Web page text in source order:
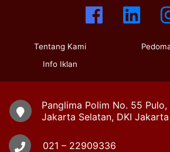
Tentang Kami
Info Iklan
Panglima Polim No. 55 Pulo,
Jakarta Selatan, DKI Jakarta
021 – 22909336